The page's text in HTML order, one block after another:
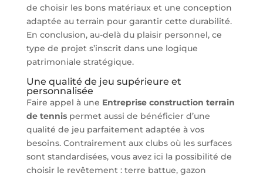
de choisir les bons matériaux et une conception
adaptée au terrain pour garantir cette durabilité.
En conclusion, au-delà du plaisir personnel, ce
type de projet s’inscrit dans une logique
patrimoniale stratégique.
Une qualité de jeu supérieure et
personnalisée
Faire appel à une Entreprise construction terrain
de tennispermet aussi de bénéficier d’une
qualité de jeu parfaitement adaptée à vos
besoins. Contrairement aux clubs où les surfaces
sont standardisées, vous avez ici la possibilité de
choisir le revêtement : terre battue, gazon